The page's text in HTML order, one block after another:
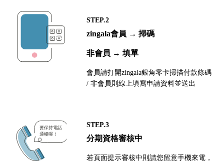
STEP.2
zingala會員 → 掃碼
非會員 → 填單
會員請打開zingala銀角零卡掃描付款條碼
/ 非會員則線上填寫申請資料並送出
STEP.3
分期資格審核中
若頁面提示審核中則請您留意手機來電，